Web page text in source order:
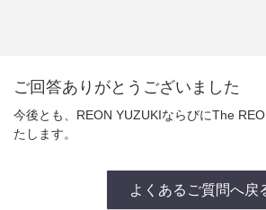
ご回答ありがとうございました
今後とも、REON YUZUKIならびにThe
たします。
よくあるご質問へ戻